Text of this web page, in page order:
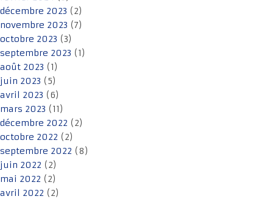
décembre 2023 (2)
novembre 2023 (7)
octobre 2023 (3)
septembre 2023 (1)
août 2023 (1)
juin 2023 (5)
avril 2023 (6)
mars 2023 (11)
décembre 2022 (2)
octobre 2022 (2)
septembre 2022 (8)
juin 2022 (2)
mai 2022 (2)
avril 2022 (2)